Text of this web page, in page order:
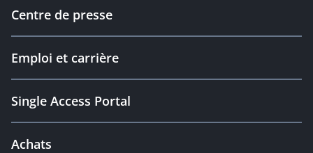
Centre de presse
Emploi et carrière
Single Access Portal
Achats